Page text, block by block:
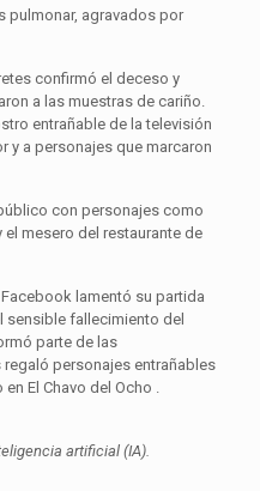
pulmonar, agravados por
confirmó el deceso y
a las muestras de cariño.
entrañable de la televisión
y a personajes que marcaron
con personajes como
el mesero del restaurante de
lamentó su partida
sensible fallecimiento del
parte de las
personajes entrañables
El Chavo del Ocho .
artificial (IA).